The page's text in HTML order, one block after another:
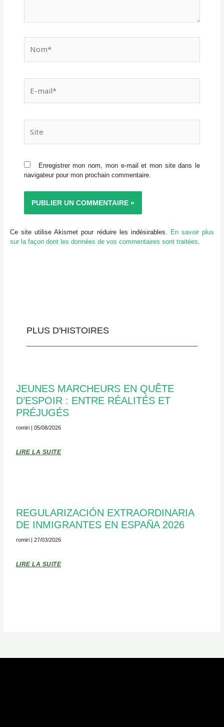
mail*
Enregistrer mon nom, mon e-mail et mon site dans le
navigateur pour mon prochain commentaire.
Ce site utilise Akismet pour réduire les indésirables. En savoir plus
sur la façon dont les données de vos commentaires sont traitées
PLUS D'HISTOIRES
JEUNES MARCHEURS EN QUÊTE
D’ESPOIR : ENTRE RÉALITÉS ET
PRÉJUGÉS
romiri 05/08/2026
LIRE LA SUITE
REGULARIZACIÓN EXTRAORDINARIA
DE INMIGRANTES EN ESPAÑA 2026
romiri 27/03/2026
LIRE LA SUITE